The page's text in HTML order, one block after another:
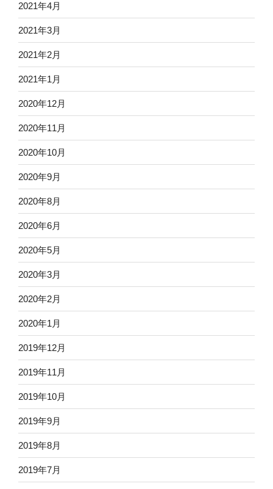
2021年4月
2021年3月
2021年2月
2021年1月
2020年12月
2020年11月
2020年10月
2020年9月
2020年8月
2020年6月
2020年5月
2020年3月
2020年2月
2020年1月
2019年12月
2019年11月
2019年10月
2019年9月
2019年8月
2019年7月